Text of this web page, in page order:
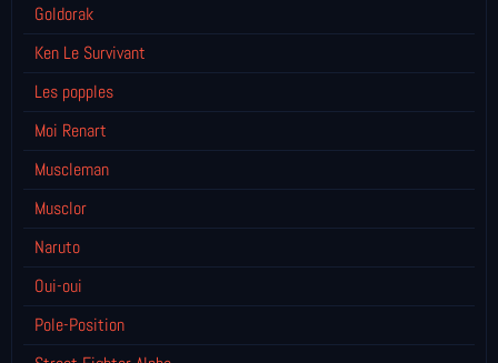
Goldorak
Ken Le Survivant
Les popples
Moi Renart
Muscleman
Musclor
Naruto
Oui-oui
Pole-Position